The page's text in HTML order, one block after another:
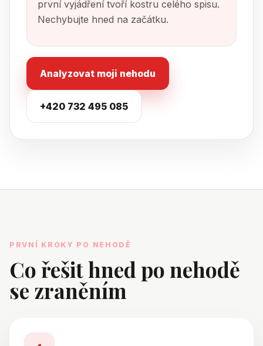
první vyjádření tvoří kostru celého spisu.
Nechybujte hned na začátku.
Analyzovat moji nehodu
+420 732 495 085
PRVNÍ KROKY PO NEHODĚ
Co řešit hned po nehodě
se zraněním